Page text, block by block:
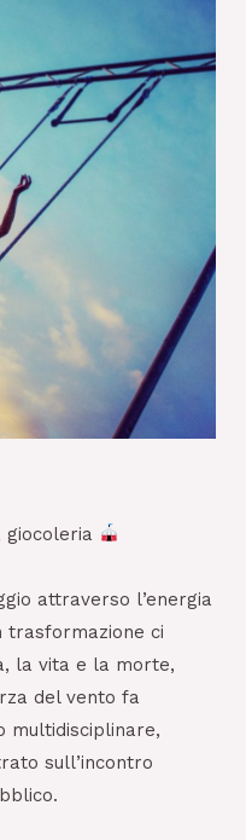
giocoleria
attraverso l’energia
trasformazione ci
la vita e la morte,
del vento fa
multidisciplinare,
sull’incontro